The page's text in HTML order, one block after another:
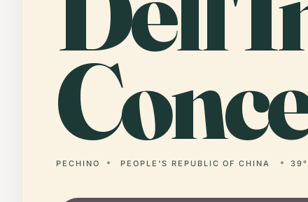
PECHINO PEOPLE'S REPUBLIC OF CHINA